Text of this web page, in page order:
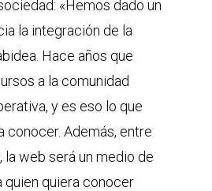
«Hemos dado un
la integración de la
Hace años que
a la comunidad
y es eso lo que
conocer. Además, entre
web será un medio de
quien quiera conocer